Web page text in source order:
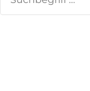
nach: